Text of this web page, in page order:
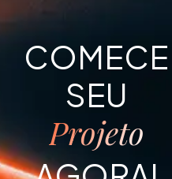
COMECE
SEU
Projeto